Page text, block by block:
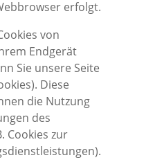
erfolgt.
von
Endgerät
Sie unsere Seite
Diese
die Nutzung
des
Cookies zur